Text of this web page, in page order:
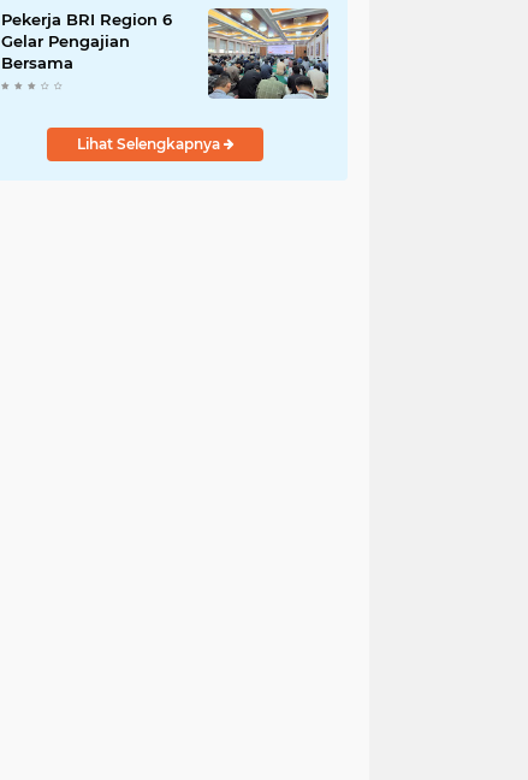
yang Terdaftar di
Pemkab Pati
Pekerja BRI Region 6
Gelar Pengajian
Bersama
Lihat Selengkapnya